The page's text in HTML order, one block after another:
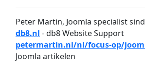
Peter Martin, Joomla specialist
db8.nl - db8 Website Support
petermartin.nl/nl/focus-op/
Joomla artikelen